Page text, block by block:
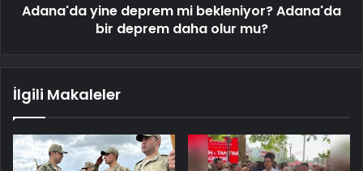
Adana'da yine deprem mi bekleniyor? Adana'da
bir deprem daha olur mu?
İlgili Makaleler